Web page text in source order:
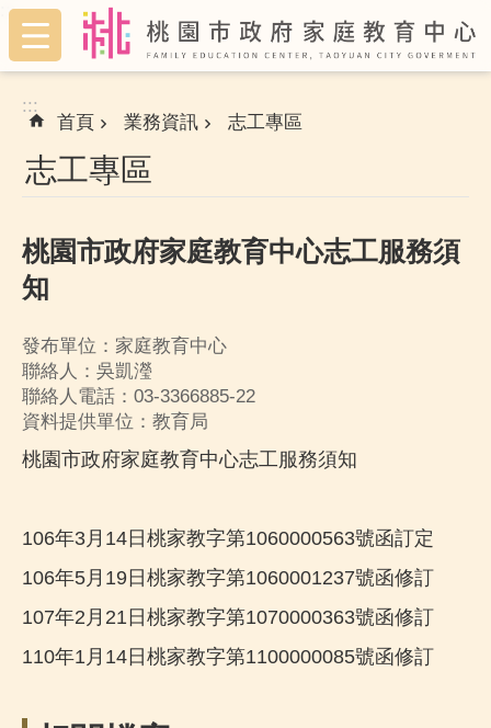
跳到主要內容區塊
:::
:::
首頁 業務資訊 志工專區
志工專區
桃園市政府家庭教育中心志工服務須
知
發布單位：家庭教育中心
聯絡人：吳凱瀅
聯絡人電話：03-3366885-22
資料提供單位：教育局
桃園市政府家庭教育中心志工服務須知
106年3月14日桃家教字第1060000563號函訂定
106年5月19日桃家教字第1060001237號函修訂
107年2月21日桃家教字第1070000363號函修訂
110年1月14日桃家教字第1100000085號函修訂